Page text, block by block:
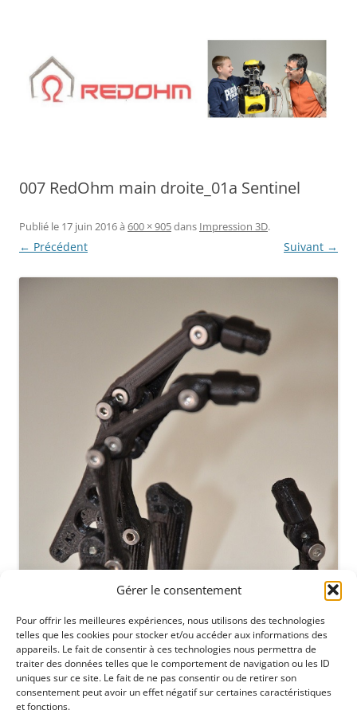
Gérer le consentement
Pour offrir les meilleures expériences, nous utilisons des technologies
telles que les cookies pour stocker et/ou accéder aux informations des
appareils. Le fait de consentir à ces technologies nous permettra de
traiter des données telles que le comportement de navigation ou les ID
uniques sur ce site. Le fait de ne pas consentir ou de retirer son
consentement peut avoir un effet négatif sur certaines caractéristiques
et fonctions.
007 RedOhm main droite_01a Sentinel
Publié le 17 juin 2016à 600 × 905dans Impression 3D.
← Précédent Suivant →